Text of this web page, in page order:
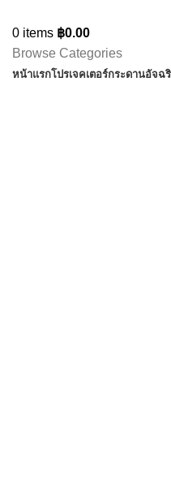
0 items ฿0.00
Browse Categories
หน้าแรกโปรเจคเตอร์กระดานอัจฉ